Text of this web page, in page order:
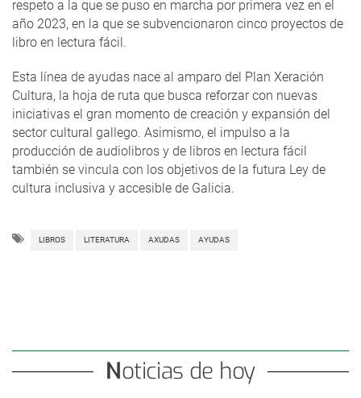
respeto a la que se puso en marcha por primera vez en el
año 2023, en la que se subvencionaron cinco proyectos de
libro en lectura fácil.
Esta línea de ayudas nace al amparo del Plan Xeración
Cultura, la hoja de ruta que busca reforzar con nuevas
iniciativas el gran momento de creación y expansión del
sector cultural gallego. Asimismo, el impulso a la
producción de audiolibros y de libros en lectura fácil
también se vincula con los objetivos de la futura Ley de
cultura inclusiva y accesible de Galicia.
LIBROS LITERATURA AXUDAS AYUDAS
Noticias de hoy